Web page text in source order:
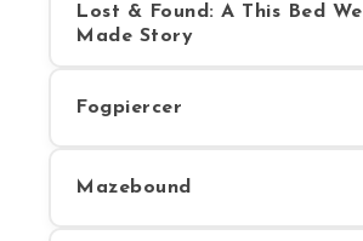
Lost & Found: A This Bed We
Made Story
Fogpiercer
Mazebound